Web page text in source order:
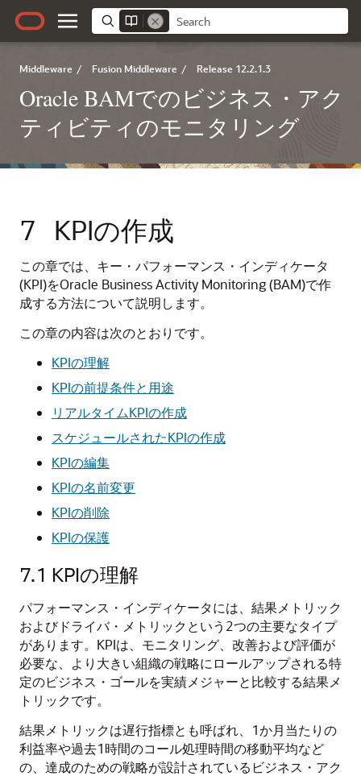
Middleware / Fusion Middleware / Release 12.2.1.3
Oracle BAMでのビジネス・アク
ティビティのモニタリング
7 KPIの作成
この章では、キー・パフォーマンス・インディケータ
(KPI)をOracle Business Activity Monitoring (BAM)で作
成する方法について説明します。
この章の内容は次のとおりです。
KPIの理解
KPIの前提条件と用途
リアルタイムKPIの作成
スケジュールされたKPIの作成
KPIの編集
KPIの名前変更
KPIの削除
KPIの保護
7.1 KPIの理解
パフォーマンス・インディケータには、結果メトリック
およびドライバ・メトリックという2つの主要なタイプ
があります。KPIは、モニタリング、改善および評価が
必要な、より大きい組織の戦略にロールアップされる特
定のビジネス・ゴールを実績メジャーと比較する結果メ
トリックです。
結果メトリックは遅行指標とも呼ばれ、1か月当たりの
利益率や過去1時間のコール処理時間の移動平均など
の、達成のための戦略が設計されているビジネス・アク